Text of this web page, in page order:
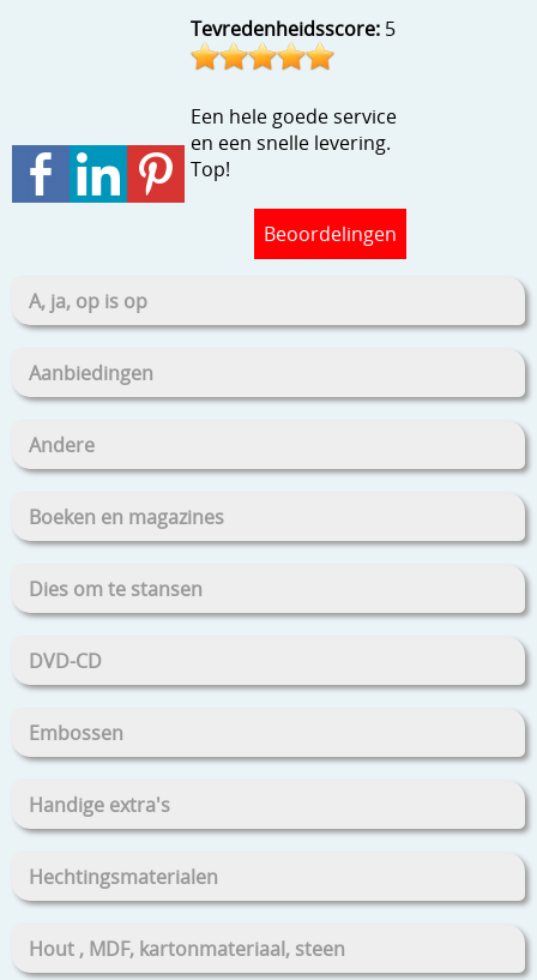
Tevredenheidsscore: 5
Een hele goede service
en een snelle levering.
Top!
Beoordelingen
A, ja, op is op
Aanbiedingen
Andere
Boeken en magazines
Dies om te stansen
DVD-CD
Embossen
Handige extra's
Hechtingsmaterialen
Hout , MDF, kartonmateriaal, steen